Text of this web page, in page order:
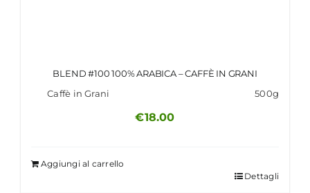
BLEND #100 100% ARABICA – CAFFÈ IN GRANI
Caffè in Grani
500g
€18.00
Aggiungi al carrello
Dettagli